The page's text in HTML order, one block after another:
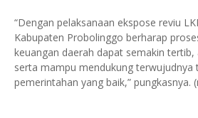
“Dengan pelaksanaan ekspose reviu
Kabupaten Probolinggo berharap
keuangan daerah dapat semakin
serta mampu mendukung terwujudnya
pemerintahan yang baik,” pungkasnya.